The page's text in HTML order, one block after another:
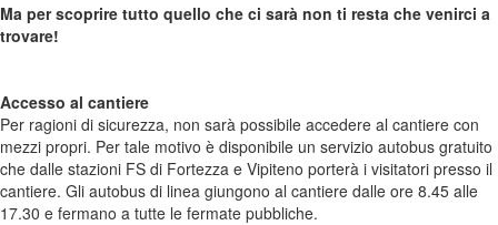
Ma per scoprire tutto quello che ci sarà non ti resta che venirci a
trovare!
Accesso al cantiere
Per ragioni di sicurezza, non sarà possibile accedere al cantiere con
mezzi propri. Per tale motivo è disponibile un servizio autobus gratuito
che dalle stazioni FS di Fortezza e Vipiteno porterà i visitatori presso il
cantiere. Gli autobus di linea giungono al cantiere dalle ore 8.45 alle
17.30 e fermano a tutte le fermate pubbliche.